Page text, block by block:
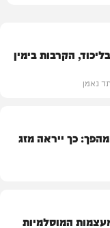
הקרבות בימין
נאמן
כך ייראה מזג
המוסלמיות